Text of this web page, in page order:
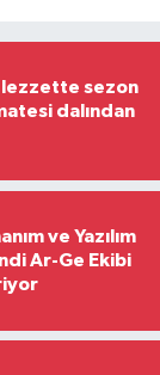
sezon
dalından
ve Yazılım
Ar-Ge Ekibi